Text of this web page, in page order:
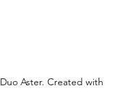
Aster. Created with